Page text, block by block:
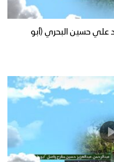
علي حسين البحري (أبو